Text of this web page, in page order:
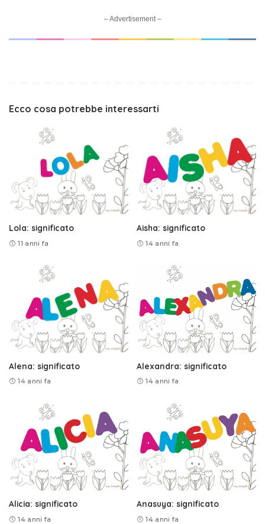
– Advertisement –
Ecco cosa potrebbe interessarti
Lola: significato
11 anni fa
Aisha: significato
14 anni fa
Alena: significato
14 anni fa
Alexandra: significato
14 anni fa
Alicia: significato
14 anni fa
Anasuya: significato
14 anni fa